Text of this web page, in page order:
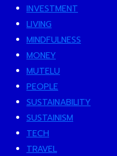
INVESTMENT
LIVING
MINDFULNESS
MONEY
MUTELU
PEOPLE
SUSTAINABILITY
SUSTAINISM
TECH
TRAVEL